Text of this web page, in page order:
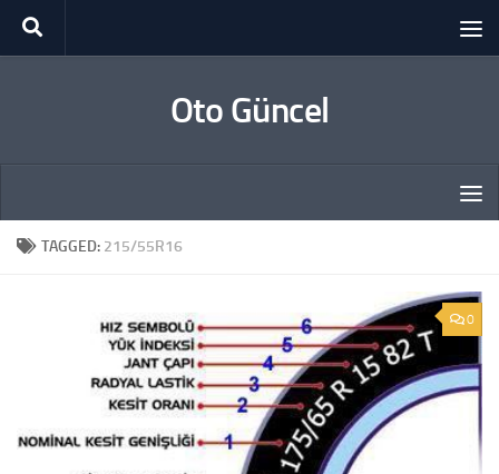
Skip to content
Oto Güncel
TAGGED: 215/55R16
0